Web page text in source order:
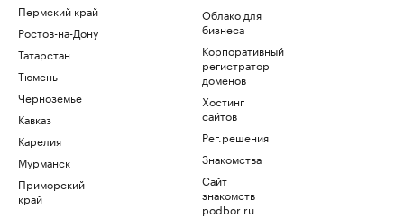
Пермский край
Ростов-на-Дону
Татарстан
Тюмень
Черноземье
Кавказ
Карелия
Мурманск
Приморский
край
Облако для
бизнеса
Корпоративный
регистратор
доменов
Хостинг
сайтов
Рег.решения
Знакомства
Сайт
знакомств
podbor.ru